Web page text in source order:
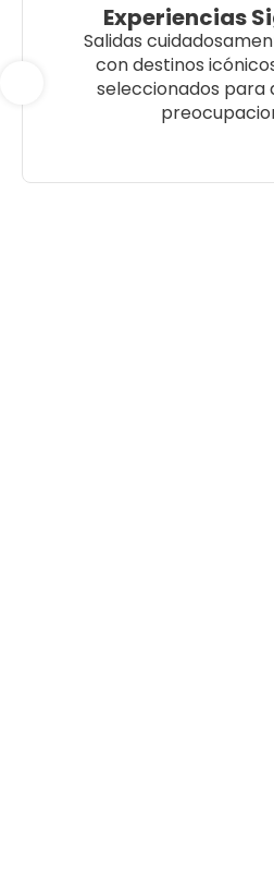
Experiencias
Salidas
con destinos
seleccionados para